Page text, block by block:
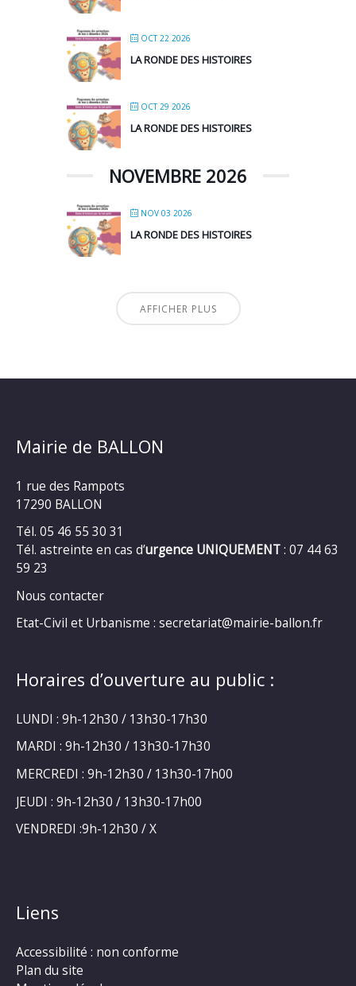
OCT 22 2026
LA RONDE DES HISTOIRES
OCT 29 2026
LA RONDE DES HISTOIRES
NOVEMBRE 2026
NOV 03 2026
LA RONDE DES HISTOIRES
AFFICHER PLUS
Mairie de BALLON
1 rue des Rampots
17290 BALLON
Tél. 05 46 55 30 31
Tél. astreinte en cas d’urgence UNIQUEMENT: 07 44 63
59 23
Nous contacter
Etat-Civil et Urbanisme : secretariat@mairie-ballon.fr
Horaires d’ouverture au public :
LUNDI : 9h-12h30 / 13h30-17h30
MARDI : 9h-12h30 / 13h30-17h30
MERCREDI : 9h-12h30 / 13h30-17h00
JEUDI : 9h-12h30 / 13h30-17h00
VENDREDI :9h-12h30 / X
Liens
Accessibilité : non conforme
Plan du site